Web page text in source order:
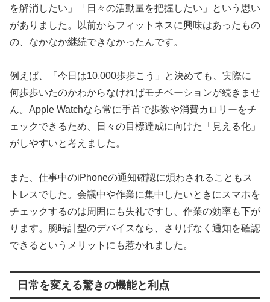
を解消したい」「日々の活動量を把握したい」という思い
がありました。以前からフィットネスに興味はあったもの
の、なかなか継続できなかったんです。
例えば、「今日は10,000歩歩こう」と決めても、実際に
何歩歩いたのかわからなければモチベーションが続きませ
ん。Apple Watchなら常に手首で歩数や消費カロリーをチ
ェックできるため、日々の目標達成に向けた「見える化」
がしやすいと考えました。
また、仕事中のiPhoneの通知確認に煩わされることもス
トレスでした。会議中や作業に集中したいときにスマホを
チェックするのは周囲にも失礼ですし、作業の効率も下が
ります。腕時計型のデバイスなら、さりげなく通知を確認
できるというメリットにも惹かれました。
日常を変える驚きの機能と利点